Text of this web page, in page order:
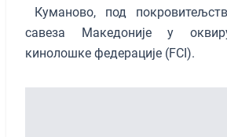
Куманово, под
савеза Македоније у
кинолошке федерације (FCI).